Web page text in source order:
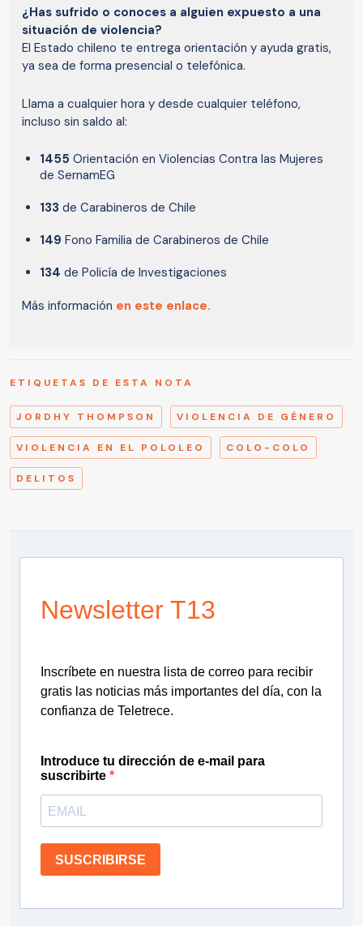
¿Has sufrido o conoces a alguien expuesto a una
situación de violencia?
El Estado chileno te entrega orientación y ayuda gratis,
ya sea de forma presencial o telefónica.
Llama a cualquier hora y desde cualquier teléfono,
incluso sin saldo al:
1455 Orientación en Violencias Contra las Mujeres
de SernamEG
133 de Carabineros de Chile
149 Fono Familia de Carabineros de Chile
134 de Policía de Investigaciones
Más información en este enlace.
ETIQUETAS DE ESTA NOTA
JORDHY THOMPSON VIOLENCIA DE GÉNERO
VIOLENCIA EN EL POLOLEO COLO-COLO
DELITOS
Newsletter T13
Inscríbete en nuestra lista de correo para recibir
gratis las noticias más importantes del día, con la
confianza de Teletrece.
Introduce tu dirección de e-mail para
suscribirte
SUSCRIBIRSE